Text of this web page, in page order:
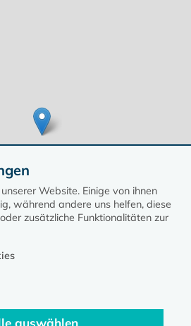
Veranstaltungen
Website. Einige von ihnen
während andere uns helfen, diese
zusätzliche Funktionalitäten zur
auswählen